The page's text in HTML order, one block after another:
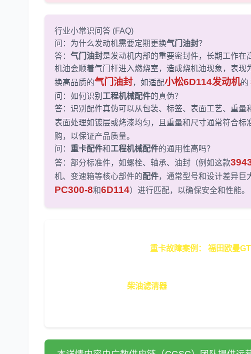
行业小常识问答 (FAQ)
问：为什么发动机需要定期更换气门油封？
答： 气门油封是发动机内部的重要密封件，长期工作
机油会顺着气门杆进入燃烧室，造成烧机油现象，表
换高品质的气门油封，如适配小松6D114发动机的
问：如何识别 工程机械配件的真伪？
答：识别配件真伪可以从包装、标签、表面工艺、重量
表面处理如镀层或烤漆均匀，且重量和尺寸通常符合标
购，以保证产品质量。
问： 重卡配件和工程机械配件的通用性高吗？
答：部分标准件，如螺栓、轴承、油封（例如这款
机、变速箱等核心部件的配件，通常型号和设计差异巨
PC300-8和6D114）进行匹配，以确保安全和性能。
重卡故障案例：
福田欧曼
柴油滤清器是否脏污或堵塞，供油